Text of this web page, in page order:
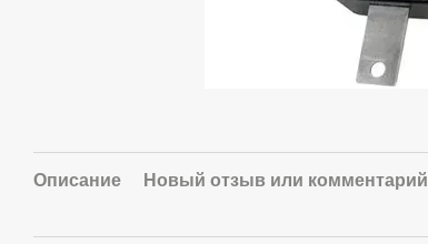
Описание Новый отзыв или комментарий